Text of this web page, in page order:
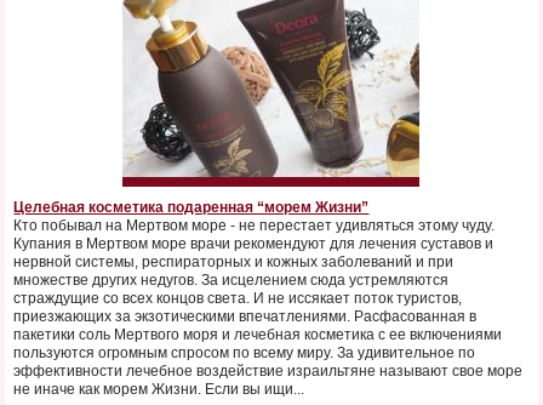
Целебная косметика подаренная “морем Жизни”
Кто побывал на Мертвом море - не перестает удивляться этому чуду.
Купания в Мертвом море врачи рекомендуют для лечения суставов и
нервной системы, респираторных и кожных заболеваний и при
множестве других недугов. За исцелением сюда устремляются
страждущие со всех концов света. И не иссякает поток туристов,
приезжающих за экзотическими впечатлениями. Расфасованная в
пакетики соль Мертвого моря и лечебная косметика с ее включениями
пользуются огромным спросом по всему миру. За удивительное по
эффективности лечебное воздействие израильтяне называют свое море
не иначе как морем Жизни. Если вы ищи...